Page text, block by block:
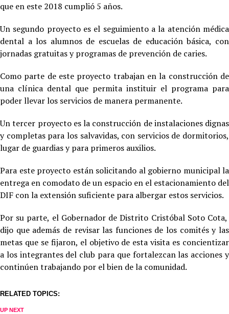
que en este 2018 cumplió 5 años.
Un segundo proyecto es el seguimiento a la atención médica
dental a los alumnos de escuelas de educación básica, con
jornadas gratuitas y programas de prevención de caries.
Como parte de este proyecto trabajan en la construcción de
una clínica dental que permita instituir el programa para
poder llevar los servicios de manera permanente.
Un tercer proyecto es la construcción de instalaciones dignas
y completas para los salvavidas, con servicios de dormitorios,
lugar de guardias y para primeros auxilios.
Para este proyecto están solicitando al gobierno municipal la
entrega en comodato de un espacio en el estacionamiento del
DIF con la extensión suficiente para albergar estos servicios.
Por su parte, el Gobernador de Distrito Cristóbal Soto Cota,
dijo que además de revisar las funciones de los comités y las
metas que se fijaron, el objetivo de esta visita es concientizar
a los integrantes del club para que fortalezcan las acciones y
continúen trabajando por el bien de la comunidad.
RELATED TOPICS:
UP NEXT